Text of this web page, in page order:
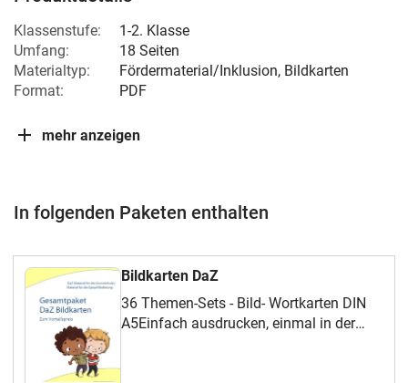
Klassenstufe:
1-2. Klasse
Umfang:
18 Seiten
Materialtyp:
Fördermaterial/Inklusion, Bildkarten
Format:
PDF
mehr anzeigen
In folgenden Paketen enthalten
Bildkarten DaZ
36 Themen-Sets - Bild- Wortkarten DIN
A5Einfach ausdrucken, einmal in der